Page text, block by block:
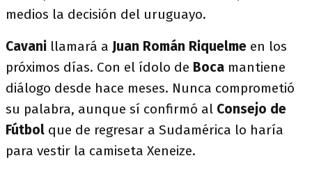
medios la decisión del uruguayo.
Cavani llamará a Juan Román Riquelme en los
próximos días. Con el ídolo de Boca mantiene
diálogo desde hace meses. Nunca comprometió
su palabra, aunque sí confirmó al Consejo de
Fútbol que de regresar a Sudamérica lo haría
para vestir la camiseta Xeneize.